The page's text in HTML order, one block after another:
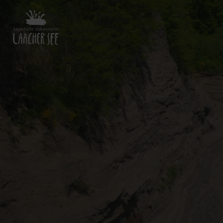
Zurück
Startseite